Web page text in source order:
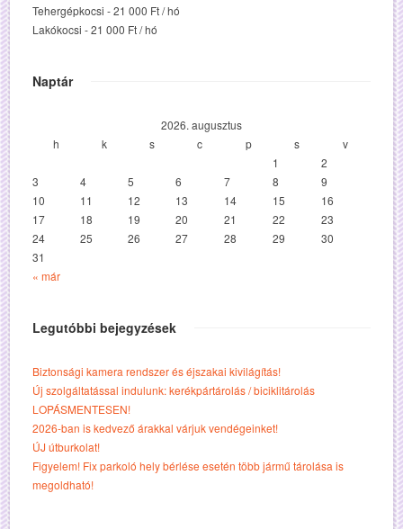
Tehergépkocsi - 21 000 Ft / hó
Lakókocsi - 21 000 Ft / hó
Naptár
2026. augusztus
h
k s c p s v
« már
1
2
3
4 5 6 7 8
9
10
11 12 13 14 15
16
17
18 19 20 21 22
23
24
25 26 27 28 29
30
31
Legutóbbi bejegyzések
Biztonsági kamera rendszer és éjszakai kivilágítás!
Új szolgáltatással indulunk: kerékpártárolás / biciklitárolás
LOPÁSMENTESEN!
2026-ban is kedvező árakkal várjuk vendégeinket!
ÚJ útburkolat!
Figyelem! Fix parkoló hely bérlése esetén több jármű tárolása is
megoldható!